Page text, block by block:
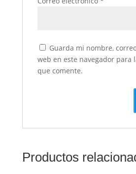
Guarda mi nombre,
web en este navegador para
que comente.
Productos